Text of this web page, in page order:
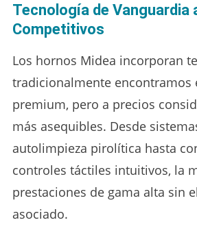
Tecnología de Vanguardia
Competitivos
Los hornos Midea incorporan
tradicionalmente encontramos
premium, pero a precios
más asequibles. Desde
autolimpieza pirolítica hasta
controles táctiles intuitivos, la
prestaciones de gama alta sin
asociado.